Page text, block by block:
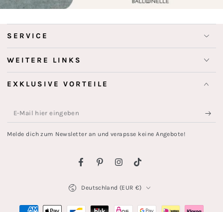
SERVICE
WEITERE LINKS
EXKLUSIVE VORTEILE
E-
Mail
Melde dich zum Newsletter an und verapsse keine Angebote!
FacebookPinterestInstagram
TikTok
Deutschland (EUR €)
Zahlungsmöglichkeiten